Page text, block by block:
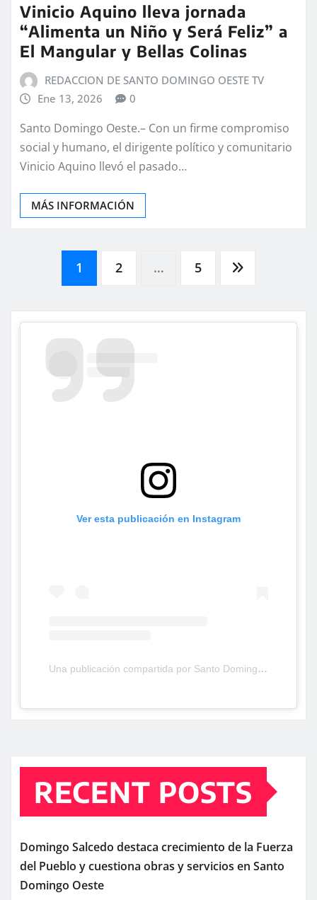
Vinicio Aquino lleva jornada
“Alimenta un Niño y Será Feliz” a
El Mangular y Bellas Colinas
REDACCION DE SANTO DOMINGO OESTE TV
Ene 13, 2026
0
Santo Domingo Oeste.– Con un firme compromiso
social y humano, el dirigente político y comunitario
Vinicio Aquino llevó el pasado…
MÁS INFORMACIÓN
Paginación
de
entradas
1 2 … 5
Ver esta publicación en Instagram
Una publicación compartida por Santo Domingo Oeste TV (@santodomingooestetv)
RECENT POSTS
Domingo Salcedo destaca crecimiento de la Fuerza
del Pueblo y cuestiona obras y servicios en Santo
Domingo Oeste